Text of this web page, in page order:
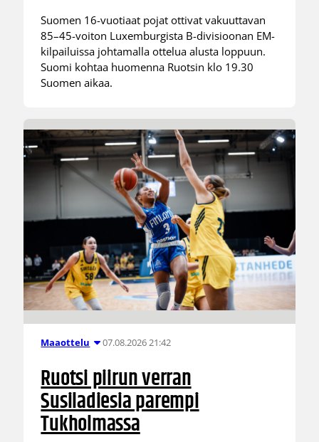
Suomen 16-vuotiaat pojat ottivat vakuuttavan
85–45-voiton Luxemburgista B-divisioonan EM-
kilpailuissa johtamalla ottelua alusta loppuun.
Suomi kohtaa huomenna Ruotsin klo 19.30
Suomen aikaa.
Maaottelu 07.08.2026 21:42
Ruotsi piirun verran
Susiladiesia parempi
Tukholmassa